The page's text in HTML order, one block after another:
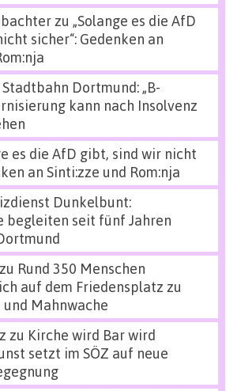
zu „Solange es die AfD
sicher“: Gedenken an
Stadtbahn Dortmund: „B-
kann nach Insolvenz
es die AfD gibt, sind wir nicht
an Sinti:zze und Rom:nja
Dunkelbunt:
begleiten seit fünf Jahren
zu Rund 350 Menschen
auf dem Friedensplatz zu
Mahnwache
zu Kirche wird Bar wird
setzt im SÖZ auf neue